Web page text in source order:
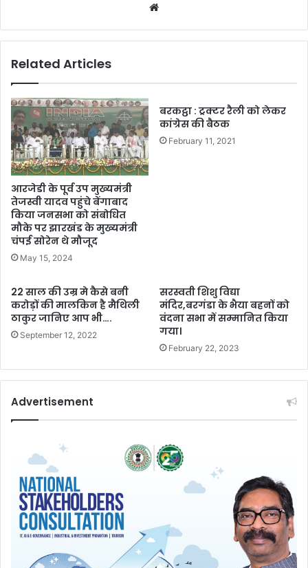
Related Articles
आरजेडी के पूर्व उप मुख्यमंत्री
तेजस्वी यादव पहुंचे बेंगाबाद
किया जनसभा को संबोधित
मौके पर झारखंड के मुख्यमंत्री
चंपई सोरेन थे मौजूद
May 15, 2024
बरकट्ठा : ट्रक्टर रैली को लेकर
कांग्रेस की बैठक
February 11, 2021
22 साल की उम्र मे कैसे बनी
करोड़ों की मालकिन है मैथिली
ठाकुर जानिए आप भी….
September 12, 2022
सरस्वती शिशु विद्या
मंदिर,बरगंडा के भैया बहनों को
वंदना सभा में सम्मानित किया
गया।
February 22, 2023
Advertisement